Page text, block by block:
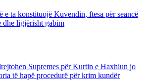
ta konstituojë Kuvendin, ftesa për seancë
dhe ligjërisht gabim
Supremes për Kurtin e Haxhiun jo
të hapë procedurë për krim kundër